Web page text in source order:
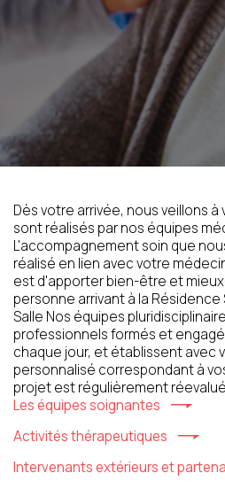
Dès votre arrivée, nous veillons
sont réalisés par nos équipes
L'accompagnement soin que
réalisé en lien avec votre
est d'apporter bien-être et
personne arrivant à la
Salle Nos équipes
professionnels formés et
chaque jour, et établissent avec
personnalisé correspondant à
projet est régulièrement
Les équipes soignantes
Activités thérapeutiques
Intervenants extérieurs et